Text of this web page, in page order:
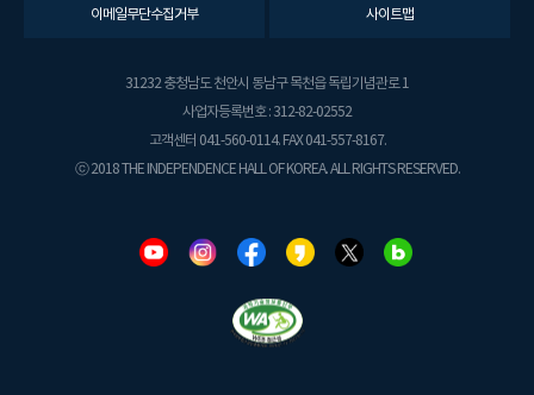
이메일무단수집거부 사이트맵
31232 충청남도 천안시 동남구 목천읍 독립기념관로 1
사업자등록번호 : 312-82-02552
고객센터 041-560-0114. FAX 041-557-8167.
ⓒ 2018 THE INDEPENDENCE HALL OF KOREA. ALL RIGHTS RESERVED.